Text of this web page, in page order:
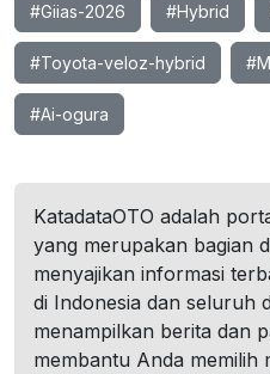
#Giias-2026 #Hybrid
#Toyota-veloz-hybrid
#Ai-ogura
KatadataOTO adalah
yang merupakan bagian
menyajikan informasi
di Indonesia dan seluruh
menampilkan berita dan
membantu Anda memilih